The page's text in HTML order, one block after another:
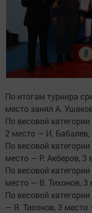
По итогам турнира
место занял А.
По весовой
2 место — И.
По весовой
место — Р. Акберов,
По весовой
место — В. Тихонов,
По весовой
— Я. Тихонов, 3 место